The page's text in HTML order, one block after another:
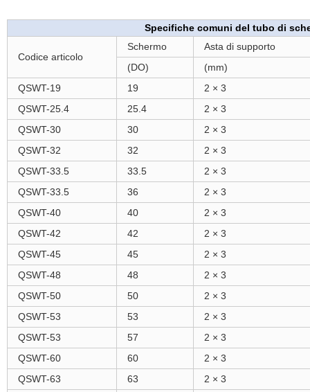
Specifiche comuni del tubo di
Codice articolo
Schermo
Asta di supporto
(DO)
(mm)
QSWT-19
19
2 × 3
QSWT-25.4
25.4
2 × 3
QSWT-30
30
2 × 3
QSWT-32
32
2 × 3
QSWT-33.5
33.5
2 × 3
QSWT-33.5
36
2 × 3
QSWT-40
40
2 × 3
QSWT-42
42
2 × 3
QSWT-45
45
2 × 3
QSWT-48
48
2 × 3
QSWT-50
50
2 × 3
QSWT-53
53
2 × 3
QSWT-53
57
2 × 3
QSWT-60
60
2 × 3
QSWT-63
63
2 × 3